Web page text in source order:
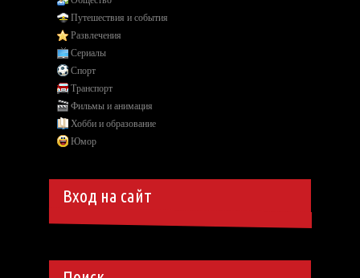
Путешествия и события
Развлечения
Сериалы
Спорт
Транспорт
Фильмы и анимация
Хобби и образование
Юмор
Вход на сайт